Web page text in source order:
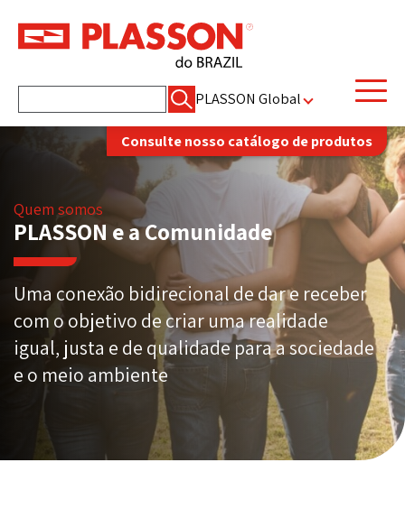
por:
PLASSON Global
Consulte nosso catálogo de produtos
Quem somos
PLASSON e a Comunidade
Uma conexão bidirecional de dar e receber
com o objetivo de criar uma realidade
igual, justa e de qualidade para a sociedade
e o meio ambiente